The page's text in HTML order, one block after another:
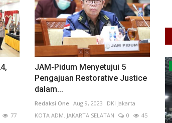
77
JAM-Pidum Menyetujui 5
Pengajuan Restorative Justice
dalam...
Redaksi One Aug 9, 2023
DKI Jakarta
KOTA ADM. JAKARTA SELATAN
0
45
Bergizi